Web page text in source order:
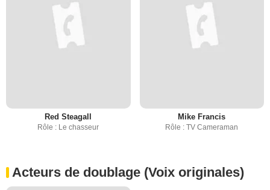
Red Steagall
Rôle : Le chasseur
Mike Francis
Rôle : TV Cameraman
Acteurs de doublage (Voix originales)